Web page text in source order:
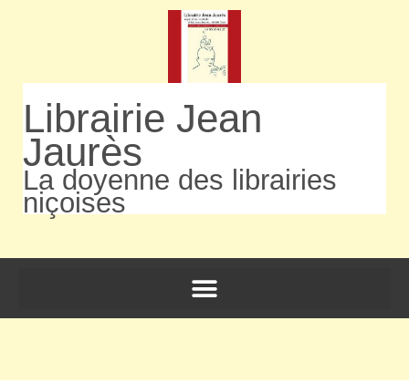
Librairie Jean
Jaurès
La doyenne des librairies
niçoises